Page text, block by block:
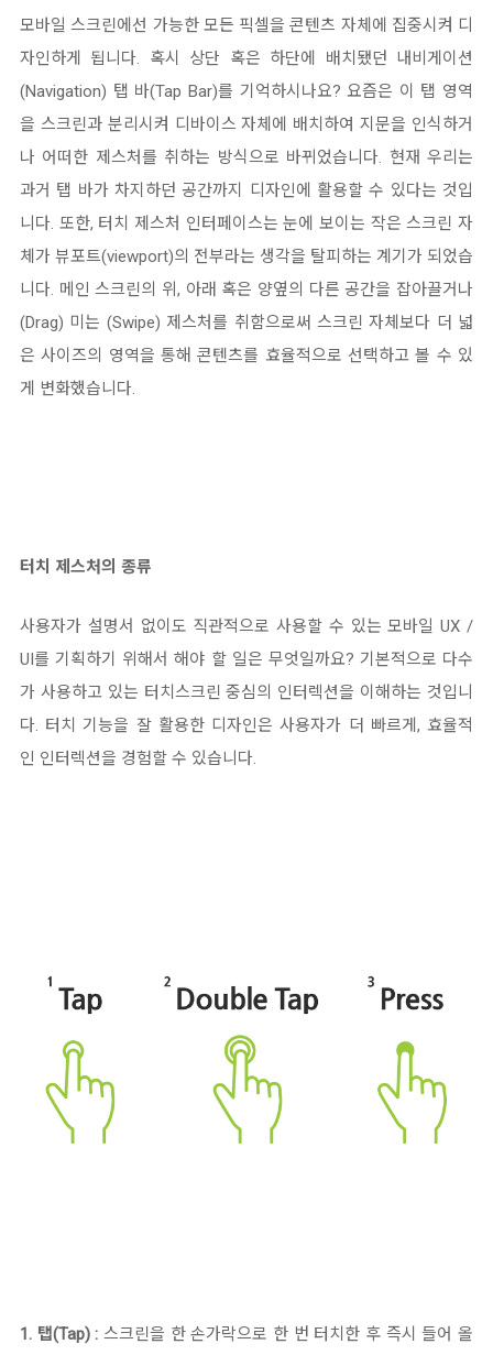
모바일 스크린에선 가능한 모든 픽셀을 콘텐츠 자체에 집중시켜 디
자인하게 됩니다. 혹시 상단 혹은 하단에 배치됐던 내비게이션
(Navigation) 탭 바(Tap Bar)를 기억하시나요? 요즘은 이 탭 영역
을 스크린과 분리시켜 디바이스 자체에 배치하여 지문을 인식하거
나 어떠한 제스처를 취하는 방식으로 바뀌었습니다. 현재 우리는
과거 탭 바가 차지하던 공간까지 디자인에 활용할 수 있다는 것입
니다. 또한, 터치 제스처 인터페이스는 눈에 보이는 작은 스크린 자
체가 뷰포트(viewport)의 전부라는 생각을 탈피하는 계기가 되었습
니다. 메인 스크린의 위, 아래 혹은 양옆의 다른 공간을 잡아끌거나
(Drag) 미는 (Swipe) 제스처를 취함으로써 스크린 자체보다 더 넓
은 사이즈의 영역을 통해 콘텐츠를 효율적으로 선택하고 볼 수 있
게 변화했습니다.
터치 제스처의 종류
사용자가 설명서 없이도 직관적으로 사용할 수 있는 모바일 UX /
UI를 기획하기 위해서해야 할 일은 무엇일까요? 기본적으로 다수
가 사용하고 있는 터치스크린 중심의 인터렉션을 이해하는 것입니
다. 터치 기능을 잘 활용한 디자인은 사용자가 더 빠르게, 효율적
인 인터렉션을 경험할 수 있습니다.
1. 탭(Tap) : 스크린을 한 손가락으로 한 번 터치한 후 즉시 들어 올